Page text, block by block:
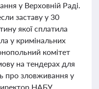
у Верховній Раді.
заставу у 30
якої сплатила
у кримінальних
комітет
на тендерах для
про зловживання у
НАБУ